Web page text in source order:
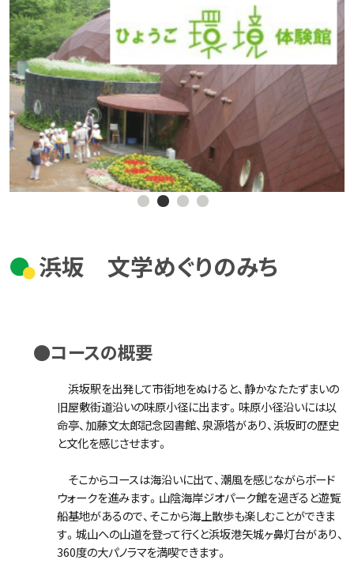
浜坂 文学めぐりのみち
●コースの概要
浜坂駅を出発して市街地をぬけると、静かなたたずまいの
旧屋敷街道沿いの味原小径に出ます。味原小径沿いには以
命亭、加藤文太郎記念図書館、泉源塔があり、浜坂町の歴史
と文化を感じさせます。
そこからコースは海沿いに出て、潮風を感じながらボード
ウォークを進みます。山陰海岸ジオパーク館を過ぎると遊覧
船基地があるので、そこから海上散歩も楽しむことができま
す。城山への山道を登って行くと浜坂港矢城ヶ鼻灯台があり、
360度の大パノラマを満喫できます。